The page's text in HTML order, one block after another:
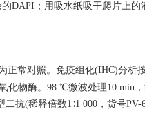
DAPI；用吸水纸吸干爬片上
正常对照。免疫组化(IHC)分析
化物酶。98 ℃微波处理10 min
抗(稀释倍数1∶1 000，货号